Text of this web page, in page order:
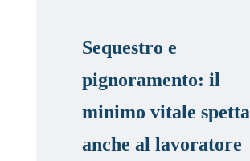
Sequestro e
pignoramento: il
minimo vitale spetta
anche al lavoratore